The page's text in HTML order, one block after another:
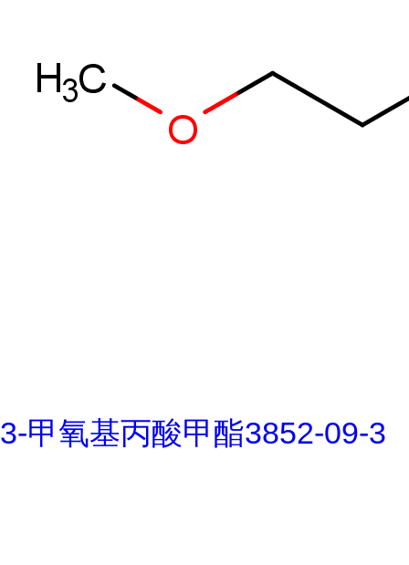
3-甲氧基丙酸甲酯3852-09-3